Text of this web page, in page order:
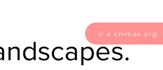
Ir a cmmas.org